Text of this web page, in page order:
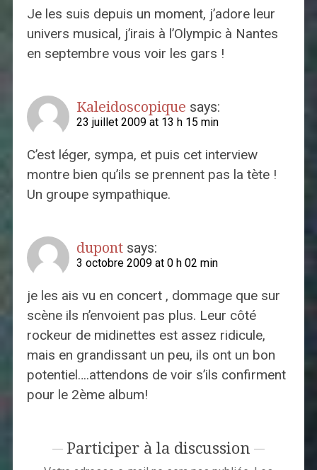
Je les suis depuis un moment, j’adore leur
univers musical, j’irais à l’Olympic à Nantes
en septembre vous voir les gars !
Kaleidoscopique says:
23 juillet 2009 at 13 h 15 min
C’est léger, sympa, et puis cet interview
montre bien qu’ils se prennent pas la tète !
Un groupe sympathique.
dupont says:
3 octobre 2009 at 0 h 02 min
je les ais vu en concert , dommage que sur
scène ils n’envoient pas plus. Leur côté
rockeur de midinettes est assez ridicule,
mais en grandissant un peu, ils ont un bon
potentiel….attendons de voir s’ils confirment
pour le 2ème album!
Participer à la discussion